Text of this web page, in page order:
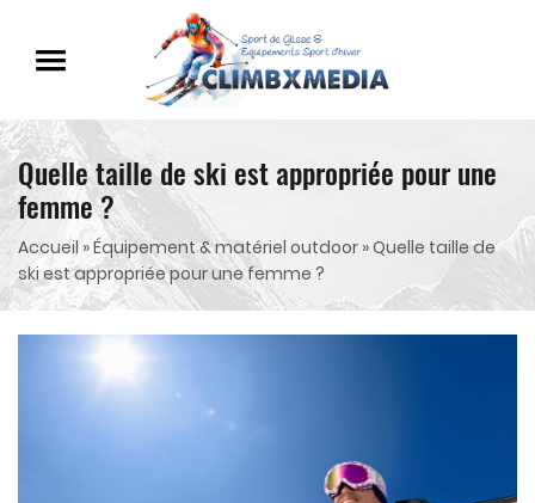
Quelle taille de ski est appropriée pour une
femme ?
Accueil »Équipement & matériel outdoor »Quelle taille de
ski est appropriée pour une femme ?